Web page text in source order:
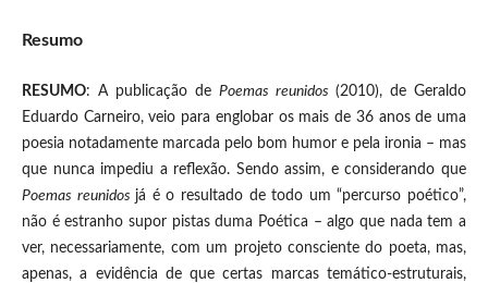
Resumo
RESUMO: A publicação de Poemas reunidos(2010), de Geraldo
Eduardo Carneiro, veio para englobar os mais de 36 anos de uma
poesia notadamente marcada pelo bom humor e pela ironia – mas
que nunca impediu a reflexão. Sendo assim, e considerando que
Poemas reunidos já é o resultado de todo um “percurso poético”,
não é estranho supor pistas duma Poética – algo que nada tem a
ver, necessariamente, com um projeto consciente do poeta, mas,
apenas, a evidência de que certas marcas temático-estruturais,